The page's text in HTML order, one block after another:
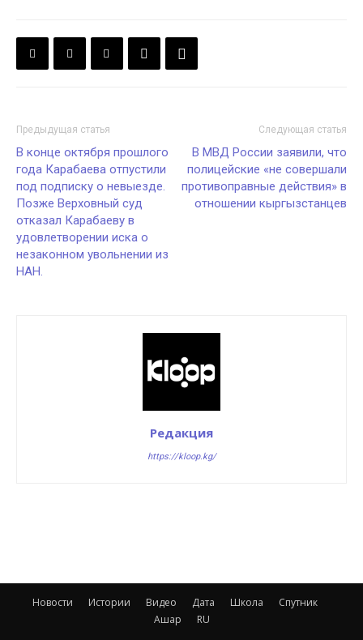
Предыдущая статья
В конце октября прошлого
года Карабаева отпустили
под подписку о невыезде.
Позже Верховный суд
отказал Карабаеву в
удовлетворении иска о
незаконном увольнении из
НАН.
Следующая статья
В МВД России заявили, что
полицейские «не совершали
противоправные действия» в
отношении кыргызстанцев
Редакция
https://kloop.kg/
Новости Истории Видео Дата Школа
Спутник
Ашар
RU